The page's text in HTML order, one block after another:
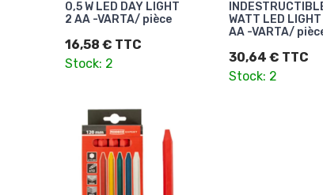
0,5 W LED DAY LIGHT
2 AA -VARTA/ pièce
16,58 € TTC
Stock: 2
WATT LED LIGHT
AA -VARTA/
30,64 € TTC
Stock: 2